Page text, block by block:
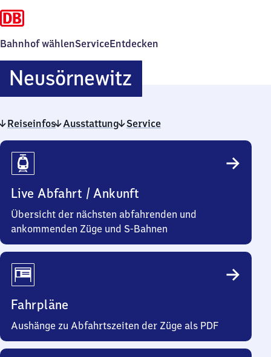
Bahnhof wählenServiceEntdecken
NeusörnewitzNeusörnewitz
Reiseinfos Ausstattung Service
Reiseinfos
Live Abfahrt / Ankunft
Übersicht der nächsten abfahrenden und
ankommenden Züge und S-Bahnen
Fahrpläne
Aushänge zu Abfahrtszeiten der Züge als PDF